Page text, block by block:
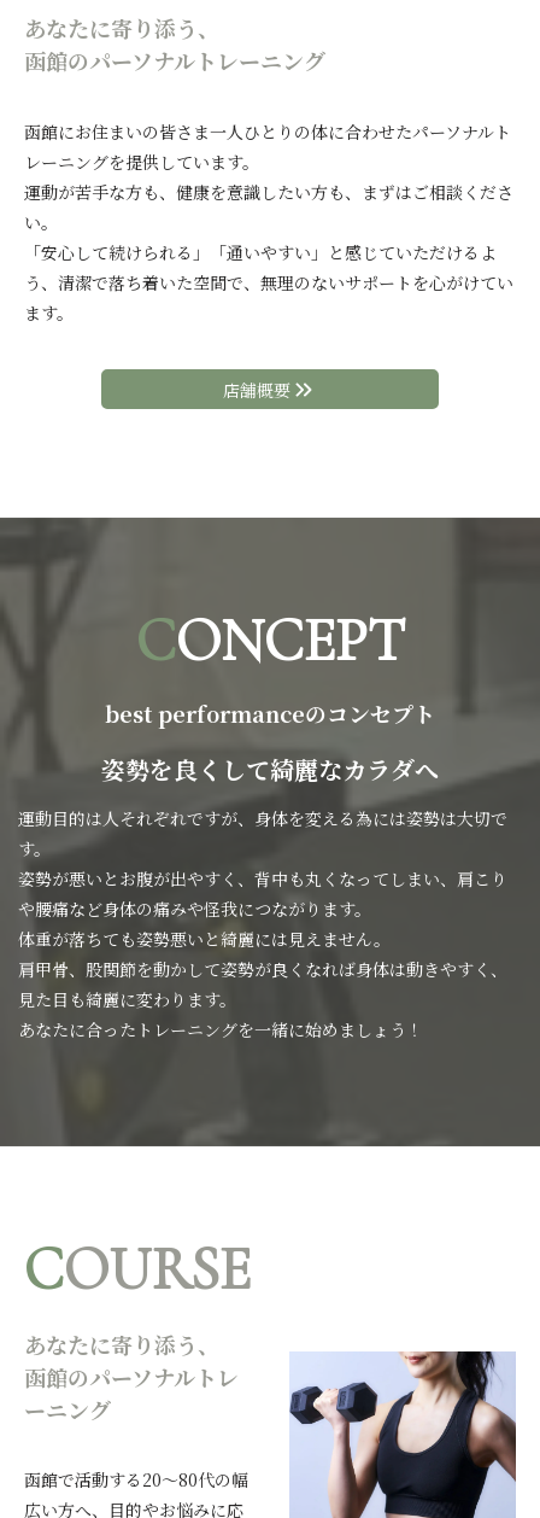
あなたに寄り添う、
函館のパーソナルトレーニング
函館にお住まいの皆さま一人ひとりの体に合わせたパーソナルト
レーニングを提供しています。
運動が苦手な方も、健康を意識したい方も、まずはご相談くださ
い。
「安心して続けられる」「通いやすい」と感じていただけるよ
う、清潔で落ち着いた空間で、無理のないサポートを心がけてい
ます。
店舗概要
CONCEPT
best performanceのコンセプト
姿勢を良くして綺麗なカラダへ
運動目的は人それぞれですが、身体を変える為には姿勢は大切で
す。
姿勢が悪いとお腹が出やすく、背中も丸くなってしまい、肩こり
や腰痛など身体の痛みや怪我につながります。
体重が落ちても姿勢悪いと綺麗には見えません。
肩甲骨、股関節を動かして姿勢が良くなれば身体は動きやすく、
見た目も綺麗に変わります。
あなたに合ったトレーニングを一緒に始めましょう！
COURSE
あなたに寄り添う、
函館のパーソナルトレ
ーニング
函館で活動する20〜80代の幅
広い方へ、目的やお悩みに応